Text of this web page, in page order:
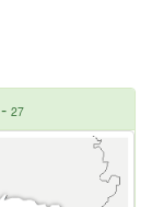
- 27